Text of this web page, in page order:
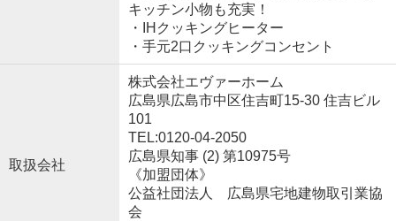
キッチン小物も充実！
・IHクッキングヒーター
・手元2口クッキングコンセント
取扱会社
株式会社エヴァーホーム
広島県広島市中区住吉町15-30 住吉ビル
101
TEL:0120-04-2050
広島県知事 (2) 第10975号
《加盟団体》
公益社団法人 広島県宅地建物取引業協
会